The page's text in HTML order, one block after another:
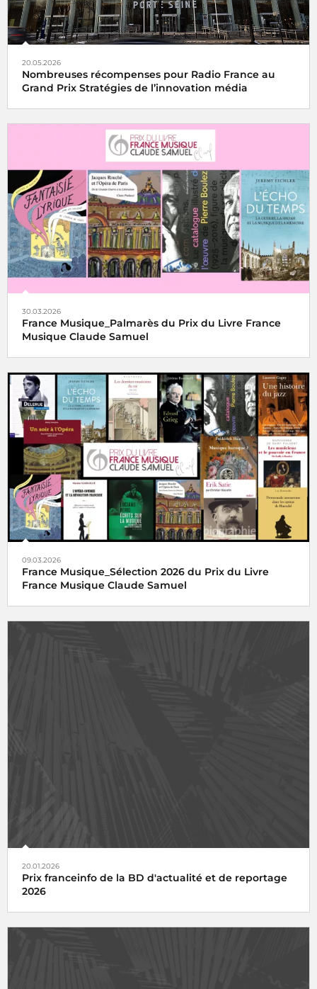
20.05.2026
Nombreuses récompenses pour Radio France au
Grand Prix Stratégies de l’innovation média
30.03.2026
France Musique_Palmarès du Prix du Livre France
Musique Claude Samuel
09.03.2026
France Musique_Sélection 2026 du Prix du Livre
France Musique Claude Samuel
20.01.2026
Prix franceinfo de la BD d'actualité et de reportage
2026